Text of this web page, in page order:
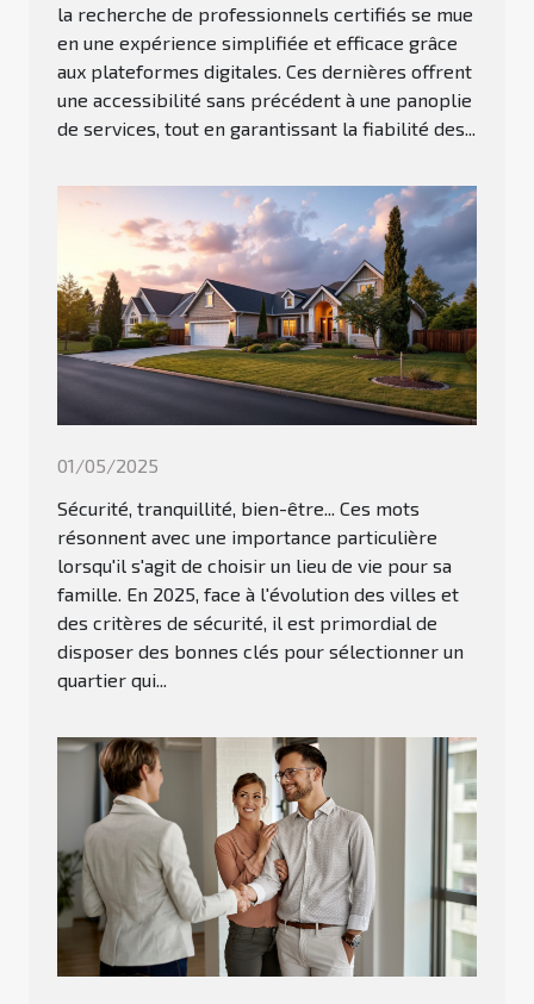
la recherche de professionnels certifiés se mue
en une expérience simplifiée et efficace grâce
aux plateformes digitales. Ces dernières offrent
une accessibilité sans précédent à une panoplie
de services, tout en garantissant la fiabilité des...
01/05/2025
Sécurité, tranquillité, bien-être... Ces mots
résonnent avec une importance particulière
lorsqu'il s'agit de choisir un lieu de vie pour sa
famille. En 2025, face à l'évolution des villes et
des critères de sécurité, il est primordial de
disposer des bonnes clés pour sélectionner un
quartier qui...